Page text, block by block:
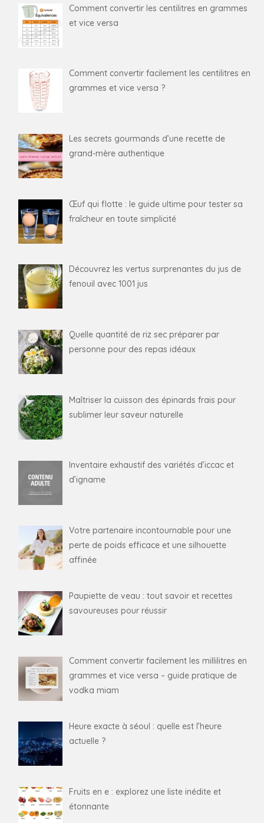
Comment convertir les centilitres en grammes
et vice versa
Comment convertir facilement les centilitres en
grammes et vice versa ?
Les secrets gourmands d’une recette de
grand-mère authentique
Œuf qui flotte : le guide ultime pour tester sa
fraîcheur en toute simplicité
Découvrez les vertus surprenantes du jus de
fenouil avec 1001 jus
Quelle quantité de riz sec préparer par
personne pour des repas idéaux
Maîtriser la cuisson des épinards frais pour
sublimer leur saveur naturelle
Inventaire exhaustif des variétés d’iccac et
d’igname
Votre partenaire incontournable pour une
perte de poids efficace et une silhouette
affinée
Paupiette de veau : tout savoir et recettes
savoureuses pour réussir
Comment convertir facilement les millilitres en
grammes et vice versa – guide pratique de
vodka miam
Heure exacte à séoul : quelle est l’heure
actuelle ?
Fruits en e : explorez une liste inédite et
étonnante